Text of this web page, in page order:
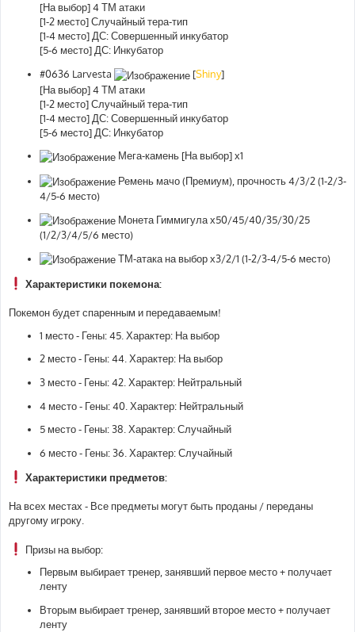
[На выбор] 4 ТМ атаки
[1-2 место] Случайный тера-тип
[1-4 место] ДС: Совершенный инкубатор
[5-6 место] ДС: Инкубатор
#0636 Larvesta
[Shiny]
[На выбор] 4 ТМ атаки
[1-2 место] Случайный тера-тип
[1-4 место] ДС: Совершенный инкубатор
[5-6 место] ДС: Инкубатор
Мега-камень [На выбор] х1
Ремень мачо (Премиум), прочность 4/3/2 (1-2/3-
4/5-6 место)
Монета Гиммигула х50/45/40/35/30/25
(1/2/3/4/5/6 место)
ТМ-атака на выбор х3/2/1 (1-2/3-4/5-6 место)
Характеристики покемона:
Покемон будет спаренным и передаваемым!
1 место - Гены: 45. Характер: На выбор
2 место - Гены: 44. Характер: На выбор
3 место - Гены: 42. Характер: Нейтральный
4 место - Гены: 40. Характер: Нейтральный
5 место - Гены: 38. Характер: Случайный
6 место - Гены: 36. Характер: Случайный
Характеристики предметов:
На всех местах - Все предметы могут быть проданы / переданы
другому игроку.
Призы на выбор:
Первым выбирает тренер, занявший первое место + получает
ленту
Вторым выбирает тренер, занявший второе место + получает
ленту